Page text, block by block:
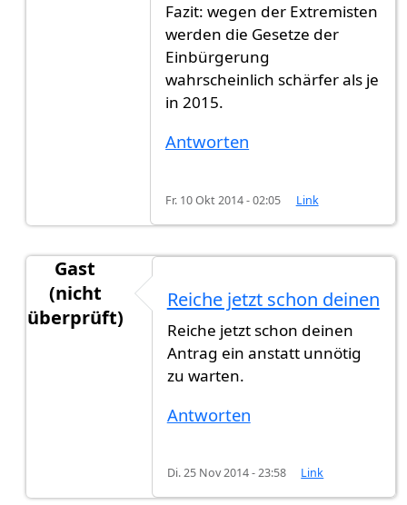
Fazit: wegen der Extremisten
werden die Gesetze der
Einbürgerung
wahrscheinlich schärfer als je
in 2015.
Antworten
Fr. 10 Okt 2014 - 02:05 Link
Gast
(nicht
überprüft)
Wird in 2015 Einbürgerungvon
Reiche jetzt schon deinen
Reiche jetzt schon deinen
Antrag ein anstatt unnötig
zu warten.
Antworten
Di. 25 Nov 2014 - 23:58 Link